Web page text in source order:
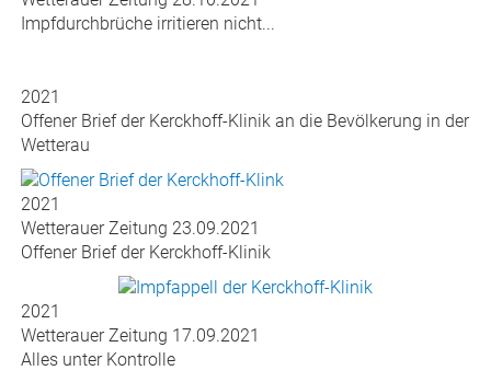
2021
2021
Offener Brief der Kerckhoff-Klinik an die Bevölkerung in der
Wetterau
2021
Wetterauer Zeitung 23.09.2021
Offener Brief der Kerckhoff-Klinik